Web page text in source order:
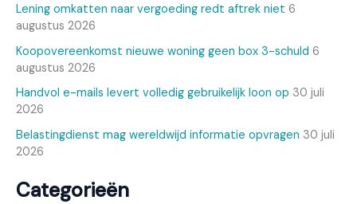
Lening omkatten naar vergoeding redt aftrek niet 6
augustus 2026
Koopovereenkomst nieuwe woning geen box 3-schuld 6
augustus 2026
Handvol e-mails levert volledig gebruikelijk loon op 30 juli
2026
Belastingdienst mag wereldwijd informatie opvragen 30 juli
2026
Categorieën